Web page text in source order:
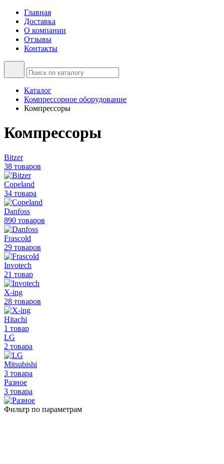
Главная
Доставка
О компании
Отзывы
Контакты
Каталог
Компрессорное оборудование
Компрессоры
Компрессоры
Bitzer
38 товаров
Copeland
34 товара
Danfoss
890 товаров
Frascold
29 товаров
Invotech
21 товар
X-ing
28 товаров
Hitachi
1 товар
LG
2 товара
Mitsubishi
3 товара
Разное
3 товара
Фильтр по параметрам